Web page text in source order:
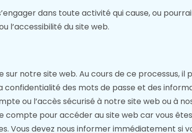
dans toute activité qui cause, ou
l’accessibilité du site web.
sur notre site web. Au cours de ce processus,
confidentialité des mots de passe et des
ou l’accès sécurisé à notre site web ou à
pour accéder au site web car vous
Vous devez nous informer immédiatement si